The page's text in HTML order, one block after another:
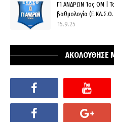
Γ1 ΑΝΔΡΩΝ 1ος ΟΜ |
βαθμολογία
15.9.25
ΑΚΟΛΟΥΘΗΣΕ